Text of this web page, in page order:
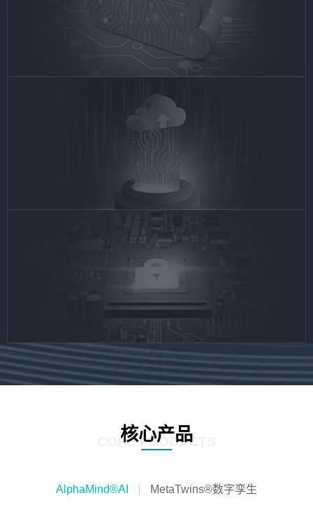
核心产品
CORE PRODUCTS
AlphaMind®AI MetaTwins®数字孪生